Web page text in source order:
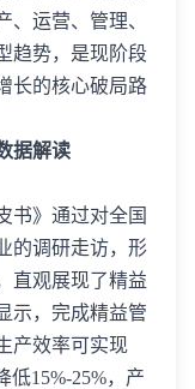
、运营、管理、
趋势，是现阶段
长的核心破局路
据解读
书》通过对全国
的调研走访，形
直观展现了精益
示，完成精益管
产效率可实现
低15%-25%，产